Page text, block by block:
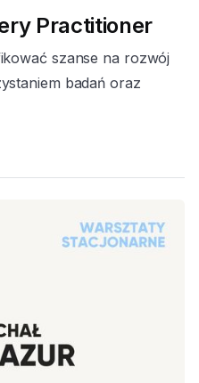
Practitioner
szanse na rozwój
badań oraz